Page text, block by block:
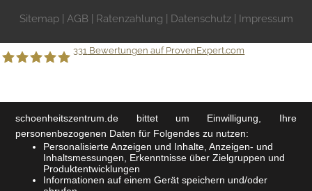
Sitemap| AGB Ratenzahlung Datenschutz Impressum
331 Bewertungen auf ProvenExpert.com
schoenheitszentrum.de bittet um Einwilligung, Ihre
personenbezogenen Daten für Folgendes zu nutzen:
Personalisierte Anzeigen und Inhalte, Anzeigen- und
Inhaltsmessungen, Erkenntnisse über Zielgruppen und
Produktentwicklungen
Informationen auf einem Gerät speichern und/oder